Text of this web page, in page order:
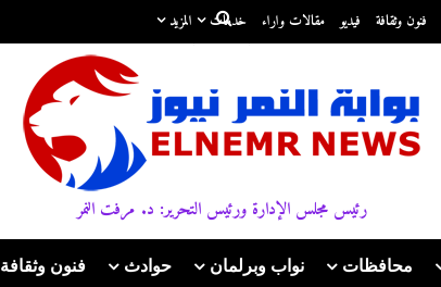
فنون وثقافة فيديو مقالات واراء خدمات المزيد
رئيس مجلس الإدارة ورئيس التحرير: د. مرفت النمر
محافظات نواب وبرلمان حوادث فنون وثقافة